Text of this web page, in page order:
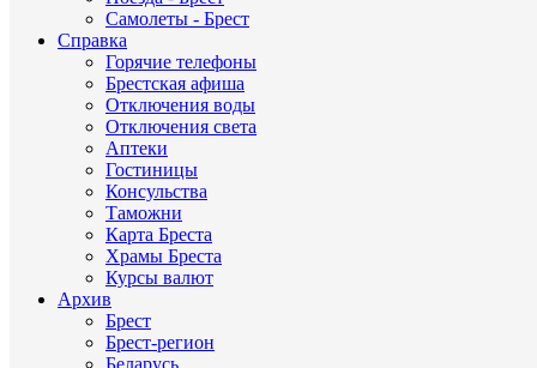
Самолеты - Брест
Справка
Горячие телефоны
Брестская афиша
Отключения воды
Отключения света
Аптеки
Гостиницы
Консульства
Таможни
Карта Бреста
Храмы Бреста
Курсы валют
Архив
Брест
Брест-регион
Беларусь